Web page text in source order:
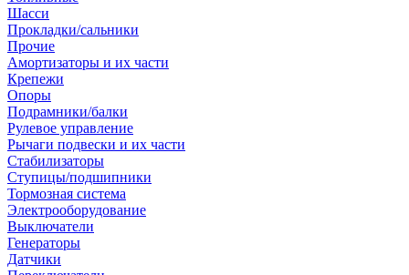
Шасси
Прокладки/сальники
Прочие
Амортизаторы и их части
Крепежи
Опоры
Подрамники/балки
Рулевое управление
Рычаги подвески и их части
Стабилизаторы
Ступицы/подшипники
Тормозная система
Электрооборудование
Выключатели
Генераторы
Датчики